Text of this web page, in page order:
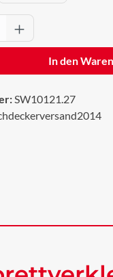
Gib
In den
SW10121.27